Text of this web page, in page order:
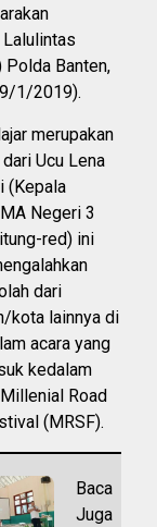
Polda Banten,
1/2019).
merupakan
Ucu Lena
(Kepala
Negeri 3
red) ini
dari
kota lainnya di
acara yang
kedalam
Road
(MRSF).
Baca
Juga